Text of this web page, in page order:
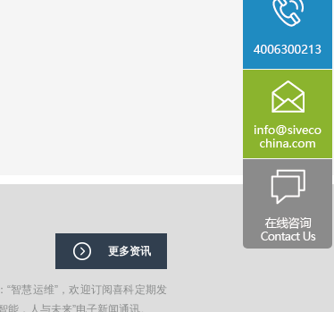
更多资讯
智慧运维”，欢迎订阅喜科定期发
，人与未来”电子新闻通讯。